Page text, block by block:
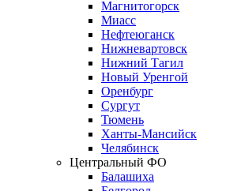
Магнитогорск
Миасс
Нефтеюганск
Нижневартовск
Нижний Тагил
Новый Уренгой
Оренбург
Сургут
Тюмень
Ханты-Мансийск
Челябинск
Центральный ФО
Балашиха